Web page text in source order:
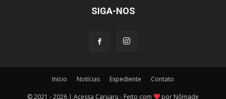
SIGA-NOS
Início Notícias Expediente Contato
© 2021 - 2026 | Acessa Caruaru - Feito com por Nômade